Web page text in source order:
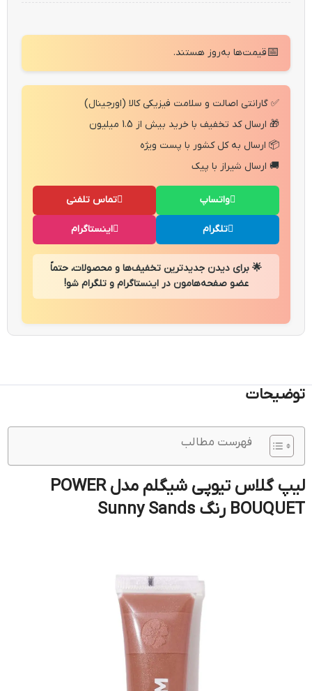
📅قیمت‌ها به‌روز هستند.
✅ گارانتی اصالت و سلامت فیزیکی کالا (اورجینال)
🎁 ارسال کد تخفیف با خرید بیش از 1.5 میلیون
📦 ارسال به کل کشور با پست ویژه
🚚 ارسال شیراز با پیک
تماس تلفنی واتساپ
اینستاگرام تلگرام
🌟 برای دیدن جدیدترین تخفیف‌ها و محصولات، حتماً
عضو صفحه‌هامون در اینستاگرام و تلگرام شو!
توضیحات
فهرست مطالب
لیپ گلاس تیوپی شیگلم مدل POWER
BOUQUET رنگ Sunny Sands